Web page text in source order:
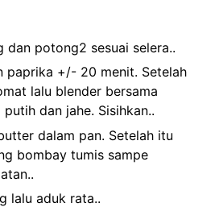
dan potong2 sesuai selera..
paprika +/- 20 menit. Setelah
lalu blender bersama
dan jahe. Sisihkan..
dalam pan. Setelah itu
bombay tumis sampe
lalu aduk rata..